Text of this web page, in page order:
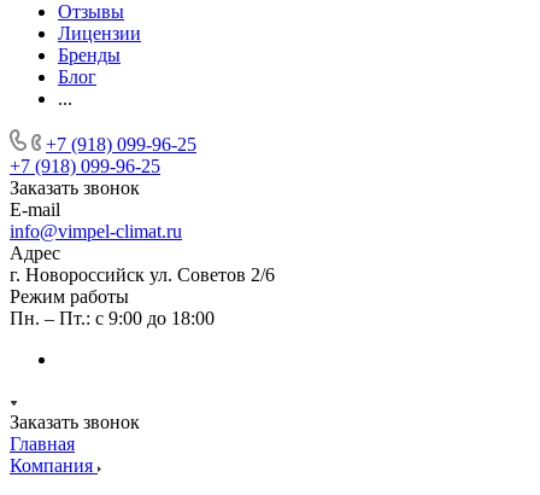
Отзывы
Лицензии
Бренды
Блог
...
+7 (918) 099-96-25
+7 (918) 099-96-25
Заказать звонок
E-mail
info@vimpel-climat.ru
Адрес
г. Новороссийск ул. Советов 2/6
Режим работы
Пн. – Пт.: с 9:00 до 18:00
Заказать звонок
Главная
Компания